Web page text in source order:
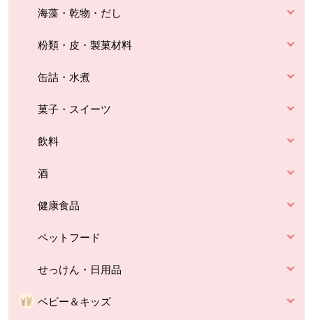
海藻・乾物・だし
粉類・皮・製菓材料
缶詰・水煮
菓子・スイーツ
飲料
酒
健康食品
ペットフード
せっけん・日用品
ベビー＆キッズ